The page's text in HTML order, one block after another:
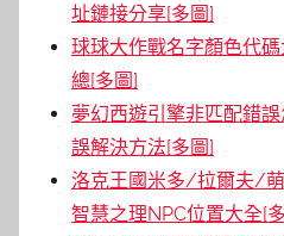
址鏈接分享[多圖]
球球大作戰名字顏色代
總[多圖]
夢幻西遊引擎非匹配錯
誤解決方法[多圖]
洛克王國米多/拉爾夫/
智慧之理NPC位置大全[